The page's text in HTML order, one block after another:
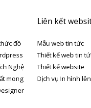
đồ
Nghệ
mong
Liên kết
Mẫu web tin tức
Thiết kế web tin
Thiết kế website
Dịch vụ In hình